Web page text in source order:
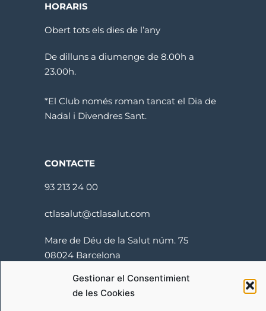
Gestionar el Consentimient
de les Cookies
HORARIS
Obert tots els dies de l’any
De dilluns a diumenge de 8.00h a
23.00h.
*El Club només roman tancat el Dia de
Nadal i Divendres Sant.
CONTACTE
93 213 24 00
ctlasalut@ctlasalut.com
Mare de Déu de la Salut núm. 75
08024 Barcelona